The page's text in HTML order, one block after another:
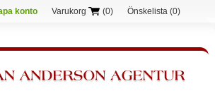
konto Varukorg (0) Önskelista (0)